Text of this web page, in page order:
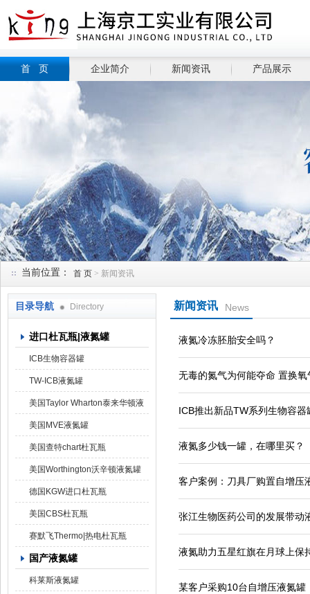
上海京工实业有限公司
首 页 企业简介 新闻资讯 产品展示
当前位置： 首 页 > 新闻资讯
目录导航 Directory
进口杜瓦瓶|液氮罐
ICB生物容器罐
TW-ICB液氮罐
美国Taylor Wharton泰来华顿液
氮罐
美国MVE液氮罐
美国查特chart杜瓦瓶
美国Worthington沃辛顿液氮罐
德国KGW进口杜瓦瓶
美国CBS杜瓦瓶
赛默飞Thermo|热电杜瓦瓶
国产液氮罐
科莱斯液氮罐
新闻资讯 News
液氮冷冻胚胎安全吗？
无毒的氮气为何能夺命 置换氧
ICB推出新品TW系列生物容器
液氮多少钱一罐，在哪里买？
客户案例：刀具厂购置自增压
张江生物医药公司的发展带动
液氮助力五星红旗在月球上保
某客户采购10台自增压液氮罐